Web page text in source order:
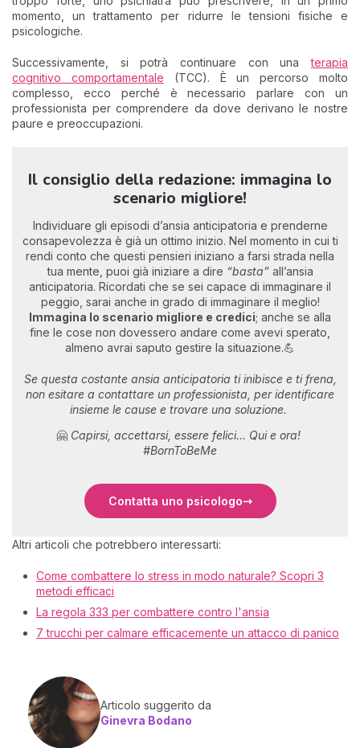
momento, un trattamento per ridurre le tensioni fisiche e
psicologiche.
Successivamente, si potrà continuare con unaterapia
cognitivo comportamentale (TCC). È un percorso molto
complesso, ecco perché è necessario parlare con un
professionista per comprendere da dove derivano le nostre
paure e preoccupazioni.
Il consiglio della redazione: immagina lo
scenario migliore!
Individuare gli episodi d’ansia anticipatoria e prenderne
consapevolezza è già un ottimo inizio. Nel momento in cui ti
rendi conto che questi pensieri iniziano a farsi strada nella
tua mente, puoi già iniziare a dire “basta” all’ansia
anticipatoria. Ricordati che se sei capace di immaginare il
peggio, sarai anche in grado di immaginare il meglio!
Immagina lo scenario migliore e credici; anche se alla
fine le cose non dovessero andare come avevi sperato,
almeno avrai saputo gestire la situazione.💪
Se questa costante ansia anticipatoria ti inibisce e ti frena,
non esitare a contattare un professionista, per identificare
insieme le cause e trovare una soluzione.
🤗 Capirsi, accettarsi, essere felici... Qui e ora!
#BornToBeMe
Contatta uno psicologo
Altri articoli che potrebbero interessarti:
Come combattere lo stress in modo naturale? Scopri 3
metodi efficaci
La regola 333 per combattere contro l'ansia
7 trucchi per calmare efficacemente un attacco di panico
Articolo suggerito da
Ginevra Bodano